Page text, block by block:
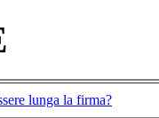
lunga la firma?